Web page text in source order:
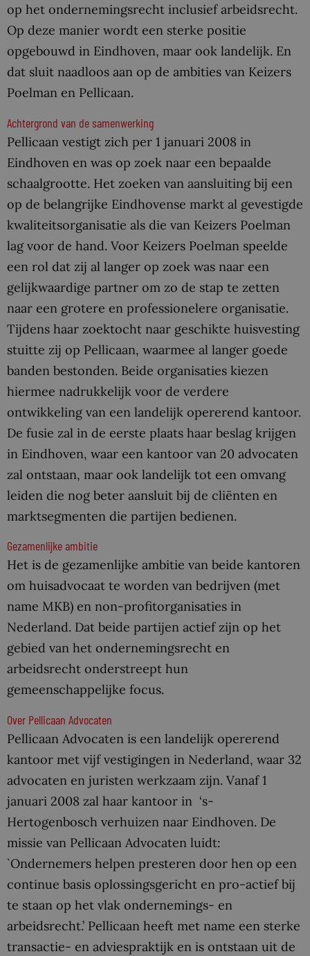
op het ondernemingsrecht inclusief arbeidsrecht.
Op deze manier wordt een sterke positie
opgebouwd in Eindhoven, maar ook landelijk. En
dat sluit naadloos aan op de ambities van Keizers
Poelman en Pellicaan.
Achtergrond van de samenwerking
Pellicaan vestigt zich per 1 januari 2008 in
Eindhoven en was op zoek naar een bepaalde
schaalgrootte. Het zoeken van aansluiting bij een
op de belangrijke Eindhovense markt al gevestigde
kwaliteitsorganisatie als die van Keizers Poelman
lag voor de hand. Voor Keizers Poelman speelde
een rol dat zij al langer op zoek was naar een
gelijkwaardige partner om zo de stap te zetten
naar een grotere en professionelere organisatie.
Tijdens haar zoektocht naar geschikte huisvesting
stuitte zij op Pellicaan, waarmee al langer goede
banden bestonden. Beide organisaties kiezen
hiermee nadrukkelijk voor de verdere
ontwikkeling van een landelijk opererend kantoor.
De fusie zal in de eerste plaats haar beslag krijgen
in Eindhoven, waar een kantoor van 20 advocaten
zal ontstaan, maar ook landelijk tot een omvang
leiden die nog beter aansluit bij de cliënten en
marktsegmenten die partijen bedienen.
Gezamenlijke ambitie
Het is de gezamenlijke ambitie van beide kantoren
om huisadvocaat te worden van bedrijven (met
name MKB) en non-profitorganisaties in
Nederland. Dat beide partijen actief zijn op het
gebied van het ondernemingsrecht en
arbeidsrecht onderstreept hun
gemeenschappelijke focus.
Over Pellicaan Advocaten
Pellicaan Advocaten is een landelijk opererend
kantoor met vijf vestigingen in Nederland, waar 32
advocaten en juristen werkzaam zijn. Vanaf 1
januari 2008 zal haar kantoor in ‘s-
Hertogenbosch verhuizen naar Eindhoven. De
missie van Pellicaan Advocaten luidt:
`Ondernemers helpen presteren door hen op een
continue basis oplossingsgericht en pro-actief bij
te staan op het vlak ondernemings- en
arbeidsrecht.’ Pellicaan heeft met name een sterke
transactie- en adviespraktijk en is ontstaan uit de